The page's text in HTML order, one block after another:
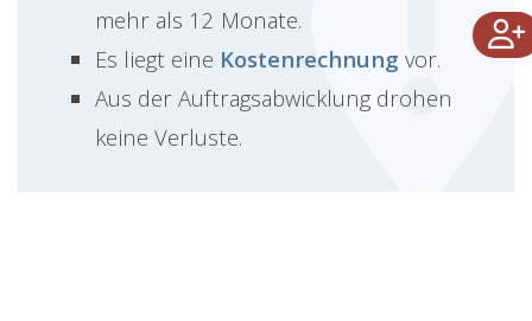
mehr als 12 Monate.
Es liegt eine Kostenrechnung vor.
Aus der Auftragsabwicklung drohen
keine Verluste.